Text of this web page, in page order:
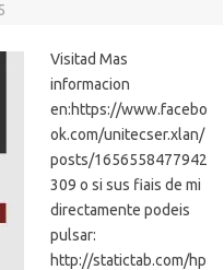
Visitad Mas
informacion
en:https://www.facebo
ok.com/unitecser.xlan/
posts/1656558477942
309 o si sus fiais de mi
directamente podeis
pulsar:
http://statictab.com/hp